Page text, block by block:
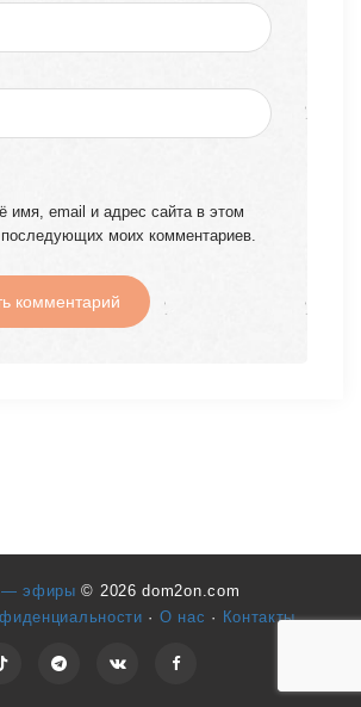
имя, email и адрес сайта в этом
моих комментариев.
— эфиры© 2026 dom2on.com
· О нас · Контакты